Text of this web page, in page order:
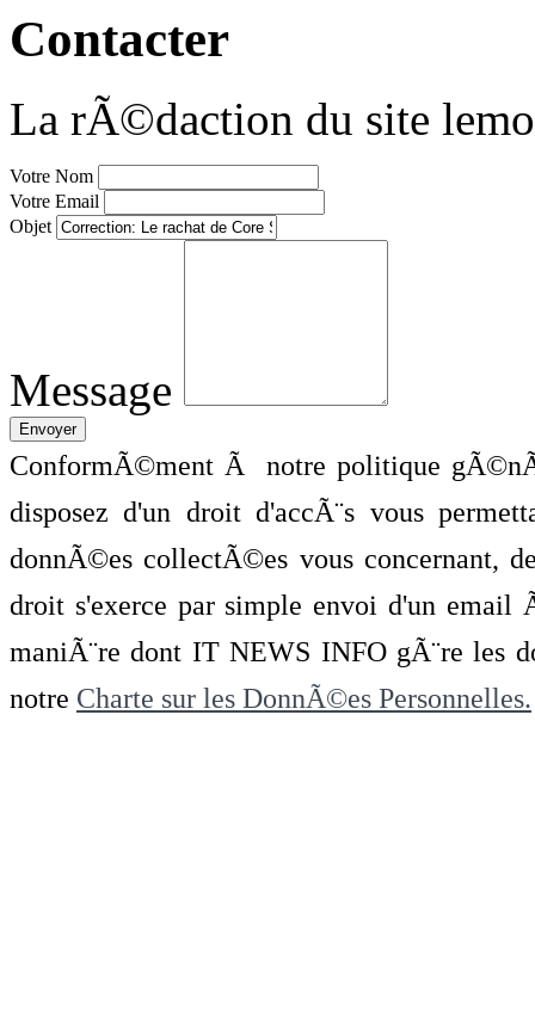
Contacter
La rÃ©daction du site
Votre Nom
Votre Email
Objet
Message
ConformÃ©ment Ã notre politique
disposez d'un droit d'accÃ¨s vous
donnÃ©es collectÃ©es vous concernant,
droit s'exerce par simple envoi d'un
maniÃ¨re dont IT NEWS INFO gÃ¨re les
notre Charte sur les DonnÃ©es Personnelles.